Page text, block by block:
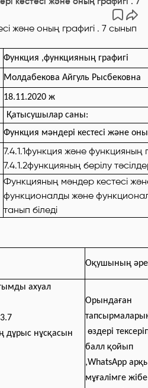
Функция ,функцияның графигі
Молдабекова Айгуль Рысбековна
18.11.2020 ж
Қатысушылар саны:
Функция мәндері кестесі және
7.4.1.1функция және функцияның
7.4.1.2функцияның берілу
Функцияның мәндер кестесі
функционалды және
танып біледі
Оқушының
ахуал
нұсқасын
Орындаған
өздері
балл қойып
,WhatsApp
мұғалімге